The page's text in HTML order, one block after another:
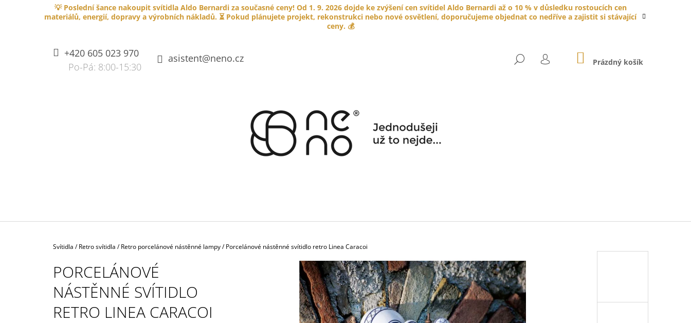
💡 Poslední šance nakoupit svítidla Aldo Bernardi za současné ceny! Od 1. 9. 2026 dojde ke zvýšení cen svítidel Aldo Bernardi až o 10 % v důsledku rostoucích cen
materiálů, energií, dopravy a výrobních nákladů. ⏳ Pokud plánujete projekt, rekonstrukci nebo nové osvětlení, doporučujeme objednat co nedříve a zajistit si stávající
ceny. 💰
+420 605 023 970 asistent@neno.cz HLEDAT
PŘIHLÁŠENÍ
NÁKUPNÍ
KOŠÍK
Prázdný košík
Domů
Svítidla / Retro svítidla / Retro porcelánové nástěnné lampy/ Porcelánové nástěnné svítidlo retro Linea Caracoi
PORCELÁNOVÉ
NÁSTĚNNÉ SVÍTIDLO
RETRO LINEA CARACOI
ZPĚT
ZPĚT
CO POTŘEBUJETE NAJÍT?
DOPORUČUJEME
OHNIVZDORNOU IZOLACÍ - HNĚDÝ
COLONIAL
HNĚDÁ